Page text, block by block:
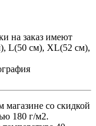
на заказ имеют
L(50 см), XL(52 см),
магазине со скидкой
180 г/м2.